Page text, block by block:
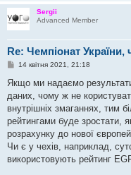
л
е
н
н
я
Sergii
Advanced Member
Re: Чемпіонат України,
П
в
д
о
м
л
е
н
я
14 квітня 2021, 21:18
Якщо ми надаємо результати
даних, чому ж не
внутрішніх змаганнях, тим
рейтингами буде
розрахунку до нової
Чи є у чехів, наприклад,
використовують рейтинг